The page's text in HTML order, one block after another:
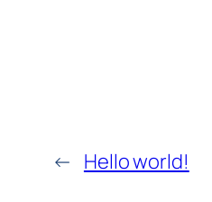
← Hello world!